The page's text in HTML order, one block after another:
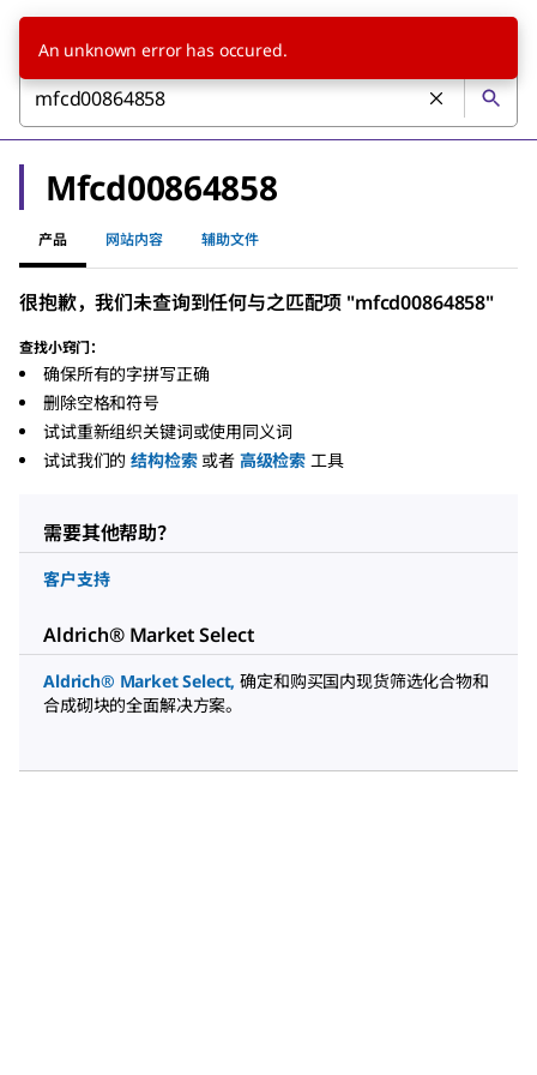
Mfcd00864858
产品 网站内容 辅助文件
很抱歉，我们未查询到任何与之匹配项 "mfcd00864858"
查找小窍门：
确保所有的字拼写正确
删除空格和符号
试试重新组织关键词或使用同义词
试试我们的 结构检索 或者 高级检索 工具
需要其他帮助？
客户支持
Aldrich® Market Select
Aldrich® Market Select, 确定和购买国内现货筛选化合物和
合成砌块的全面解决方案。
An unknown error has occured.